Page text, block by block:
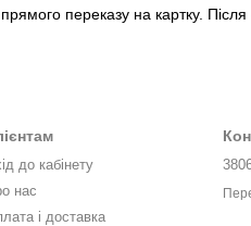
переказу на картку.
до кабінету
нас
і доставка